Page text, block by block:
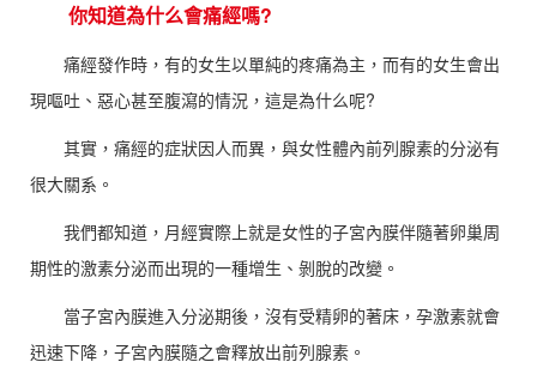
你知道為什么會痛經嗎?
痛經發作時，有的女生以單純的疼痛為主，而有的女生會出
現嘔吐、惡心甚至腹瀉的情況，這是為什么呢?
其實，痛經的症狀因人而異，與女性體內前列腺素的分泌有
很大關系。
我們都知道，月經實際上就是女性的子宮內膜伴隨著卵巢周
期性的激素分泌而出現的一種增生、剝脫的改變。
當子宮內膜進入分泌期後，沒有受精卵的著床，孕激素就會
迅速下降，子宮內膜隨之會釋放出前列腺素。